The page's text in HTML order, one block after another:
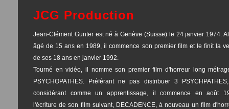
JCG Production
Jean-Clément Gunter est né à Genève (Suisse) le 24 janvier 1974.
âgé de 15 ans en 1989, il commence son premier film et le finit la
de ses 18 ans en janvier 1992.
Tourné en vidéo, il nomme son premier film d'horreur long
PSYCHOPATHES. Préférant ne pas distribuer 3
considérant comme un apprentissage, il commence en août
l'écriture de son film suivant, DECADENCE, à nouveau un film